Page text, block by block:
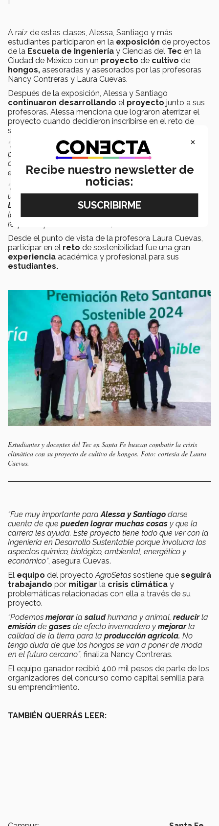
A raíz de estas clases, Alessa, Santiago y más
estudiantes participaron en la exposición de proyectos
de la Escuela de Ingeniería y Ciencias del Tec en la
Ciudad de México con un proyecto de cultivo de
hongos, asesoradas y asesorados por las profesoras
Nancy Contreras y Laura Cuevas.
Después de la exposición, Alessa y Santiago
continuaron desarrollando el proyecto junto a sus
profesoras. Alessa menciona que lograron aterrizar el
proyecto cuando decidieron inscribirse en el reto de
sostenibilidad.
“La convocatoria fue una locura porque tuvimos 3 días
para mandar un video, llenar varios formatos, un buen de
cosas. Al principio, lo que
nos costó trabajo fue escoger
en qué queríamos enfocar el proyecto.
“Los
millones de cualidades
un proyecto innovador con respecto a la crisis climática.
Lau
nos ayudaronmucho en esto. Nos hacían
las preguntas perfectas y nos guiaban a obtener la
respuesta por nuestra cuenta”,
Desde el punto de vista de la profesora Laura Cuevas,
participar en el reto de sostenibilidad fue una gran
experiencia académica y profesional para sus
estudiantes.
Estudiantes y docentes del Tec en Santa Fe buscan combatir la crisis
climática con su proyecto de cultivo de hongos. Foto: cortesía de Laura
Cuevas.
“Fue muy importante para Alessa y Santiago darse
cuenta de que pueden lograr muchas cosas y que la
carrera les ayuda. Este proyecto tiene todo que ver con la
Ingeniería en Desarrollo Sustentable porque involucra los
aspectos químico, biológico, ambiental, energético y
económico”, asegura Cuevas.
El equipo del proyecto AgroSetas sostiene que seguirá
trabajando por mitigar la crisis climática y
problemáticas relacionadas con ella a través de su
proyecto.
“Podemos mejorarlasaludhumana y animal, reducirla
emisión de gases de efecto invernadero y mejorarla
calidad de la tierra para la producción agrícola. No
tengo duda de que los hongos se van a poner de moda
en el futuro cercano”, finaliza Nancy Contreras.
El equipo ganador recibió 400 mil pesos de parte de los
organizadores del concurso como capital semilla para
su emprendimiento.
TAMBIÉN QUERRÁS LEER:
×
Recibe nuestro newsletter de
noticias: